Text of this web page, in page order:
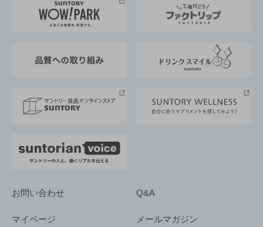
地域情報
サントリーサンバーズ大阪
サントリーが考えるサステナビリティ経営
企業概要
採用情報
お問い合わせ Q&A
マイページ メールマガジン